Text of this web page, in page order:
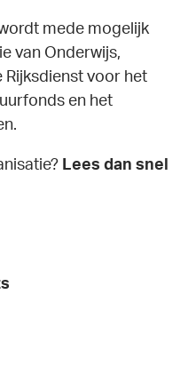
mede mogelijk
van Onderwijs,
Rijksdienst voor het
en het
Lees dan snel